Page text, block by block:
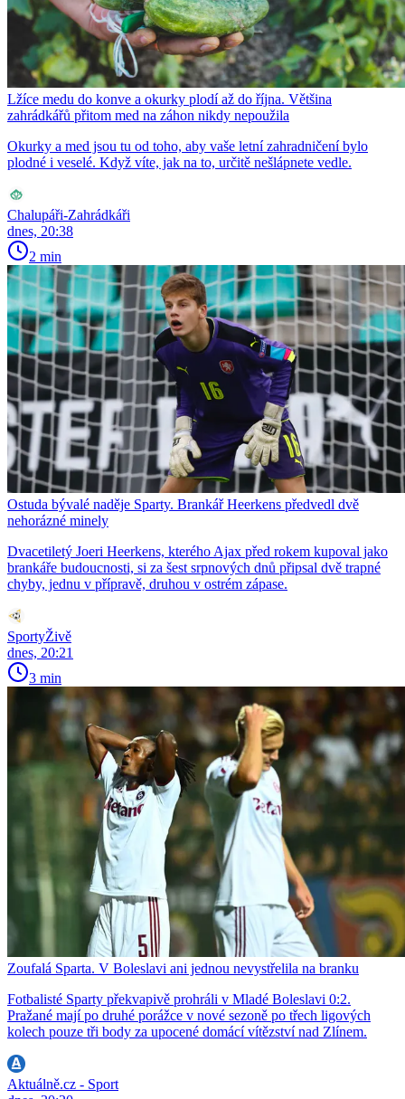
Lžíce medu do konve a okurky plodí až do října. Většina
zahrádkářů přitom med na záhon nikdy nepoužila
Okurky a med jsou tu od toho, aby vaše letní zahradničení bylo
plodné i veselé. Když víte, jak na to, určitě nešlápnete vedle.
Chalupáři-Zahrádkáři
dnes, 20:38
2 min
Ostuda bývalé naděje Sparty. Brankář Heerkens předvedl dvě
nehorázné minely
Dvacetiletý Joeri Heerkens, kterého Ajax před rokem kupoval jako
brankáře budoucnosti, si za šest srpnových dnů připsal dvě trapné
chyby, jednu v přípravě, druhou v ostrém zápase.
SportyŽivě
dnes, 20:21
3 min
Zoufalá Sparta. V Boleslavi ani jednou nevystřelila na branku
Fotbalisté Sparty překvapivě prohráli v Mladé Boleslavi 0:2.
Pražané mají po druhé porážce v nové sezoně po třech ligových
kolech pouze tři body za upocené domácí vítězství nad Zlínem.
Aktuálně.cz - Sport